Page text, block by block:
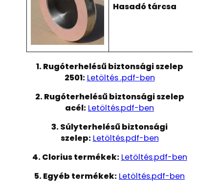
Hasadó tárcsa
1. Rugóterhelésű biztonsági szelep
2501: Letöltés .pdf-ben
2. Rugóterhelésű biztonsági szelep
acél: Letöltés.pdf-ben
3. Súlyterhelésű biztonsági
szelep: Letöltés.pdf-ben
4. Clorius termékek: Letöltés.pdf-ben
5. Egyéb termékek: Letöltés.pdf-ben